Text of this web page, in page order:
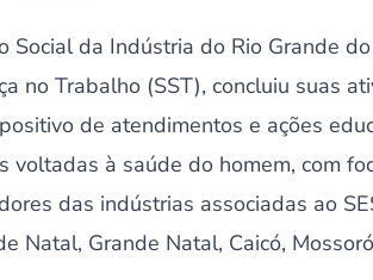
Social da Indústria do Rio Grande
no Trabalho (SST), concluiu suas
de atendimentos e ações
voltadas à saúde do homem, com
das indústrias associadas ao
Natal, Grande Natal, Caicó,